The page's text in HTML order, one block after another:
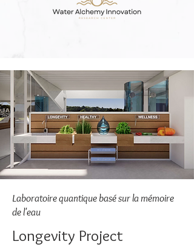
Laboratoire quantique basé sur la mémoire
de l'eau
Longevity Project